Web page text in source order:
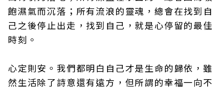
飽濕氣而沉落；所有流浪的靈魂，總會在找到自
己之後停止出走，找到自己，就是心停留的最佳
時刻。
心定則安。我們都明白自己才是生命的歸依，雖
然生活除了詩意還有遠方，但所謂的幸福一向不